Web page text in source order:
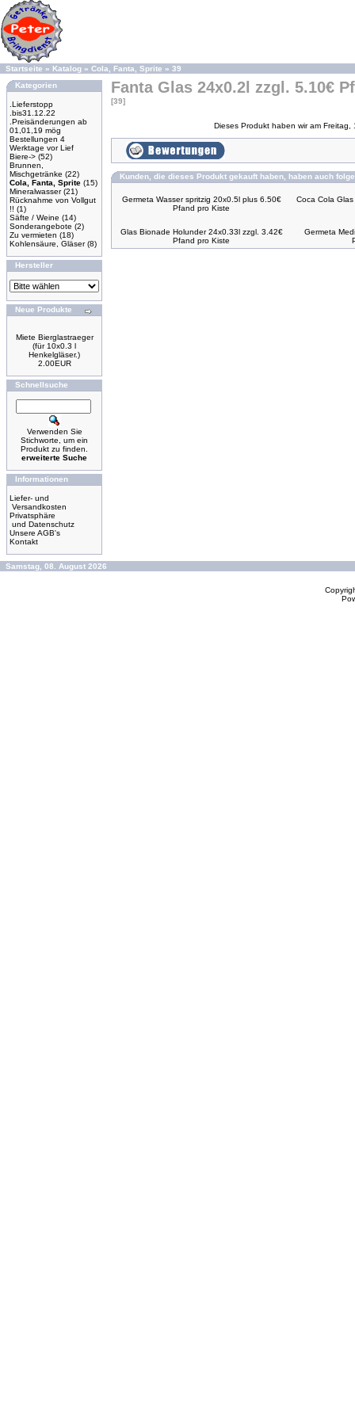
Startseite » Katalog » Cola, Fanta, Sprite » 39
Kategorien
.Lieferstopp
.bis31.12.22
.Preisänderungen ab
01,01,19 mög
Bestellungen 4
Werktage vor Lief
Biere-> (52)
Brunnen,
Mischgetränke (22)
Cola, Fanta, Sprite (15)
Mineralwasser(21)
Rücknahme von Vollgut
!! (1)
Säfte / Weine (14)
Sonderangebote (2)
Zu vermieten (18)
Kohlensäure, Gläser(8)
Hersteller
Neue Produkte
Miete Bierglastraeger
(für 10x0.3 l
Henkelgläser.)
2.00EUR
Schnellsuche
Verwenden Sie
Stichworte, um ein
Produkt zu finden.
erweiterte Suche
Informationen
Liefer- und
Versandkosten
Privatsphäre
und Datenschutz
Unsere AGB's
Kontakt
Fanta Glas 24x0.2l zzgl. 5.10€
[39]
Dieses Produkt haben wir am
Kunden, die dieses Produkt gekauft haben, haben auch
Germeta Wasser spritzig 20x0.5l plus 6.50€
Pfand pro Kiste
Coca Cola
Glas Bionade Holunder 24x0.33l zzgl. 3.42€
Pfand pro Kiste
Germeta
Samstag, 08. August 2026